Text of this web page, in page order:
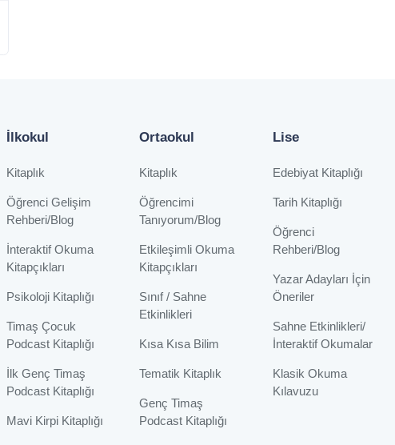
İlkokul
Kitaplık
Öğrenci Gelişim
Rehberi/Blog
İnteraktif Okuma
Kitapçıkları
Psikoloji Kitaplığı
Timaş Çocuk
Podcast Kitaplığı
İlk Genç Timaş
Podcast Kitaplığı
Mavi Kirpi Kitaplığı
Ortaokul
Kitaplık
Öğrencimi
Tanıyorum/Blog
Etkileşimli Okuma
Kitapçıkları
Sınıf / Sahne
Etkinlikleri
Kısa Kısa Bilim
Tematik Kitaplık
Genç Timaş
Podcast Kitaplığı
Lise
Edebiyat Kitaplığı
Tarih Kitaplığı
Öğrenci
Rehberi/Blog
Yazar Adayları İçin
Öneriler
Sahne Etkinlikleri/
İnteraktif Okumalar
Klasik Okuma
Kılavuzu